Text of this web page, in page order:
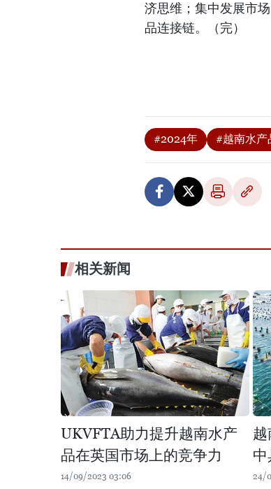
济思维；集中发展市
品连接链。（完）
#2024年 #越南水产
相关新闻
UKVFTA助力提升越南水产
品在英国市场上的竞争力
14/09/2023 03:06 24/